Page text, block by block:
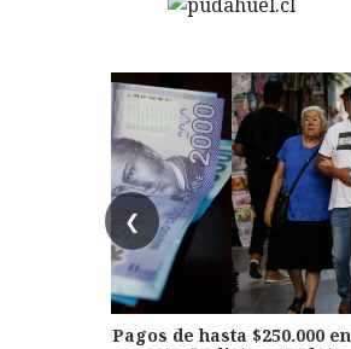
❮
Pagos de hasta $250.000 en